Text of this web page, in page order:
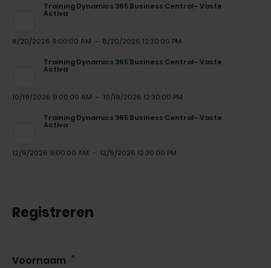
Training Dynamics 365 Business Central - Vaste
Activa
8/20/2026 9:00:00 AM - 8/20/2026 12:30:00 PM
Training Dynamics 365 Business Central - Vaste
Activa
10/19/2026 9:00:00 AM - 10/19/2026 12:30:00 PM
Training Dynamics 365 Business Central - Vaste
Activa
12/9/2026 9:00:00 AM - 12/9/2026 12:30:00 PM
Registreren
Voornaam